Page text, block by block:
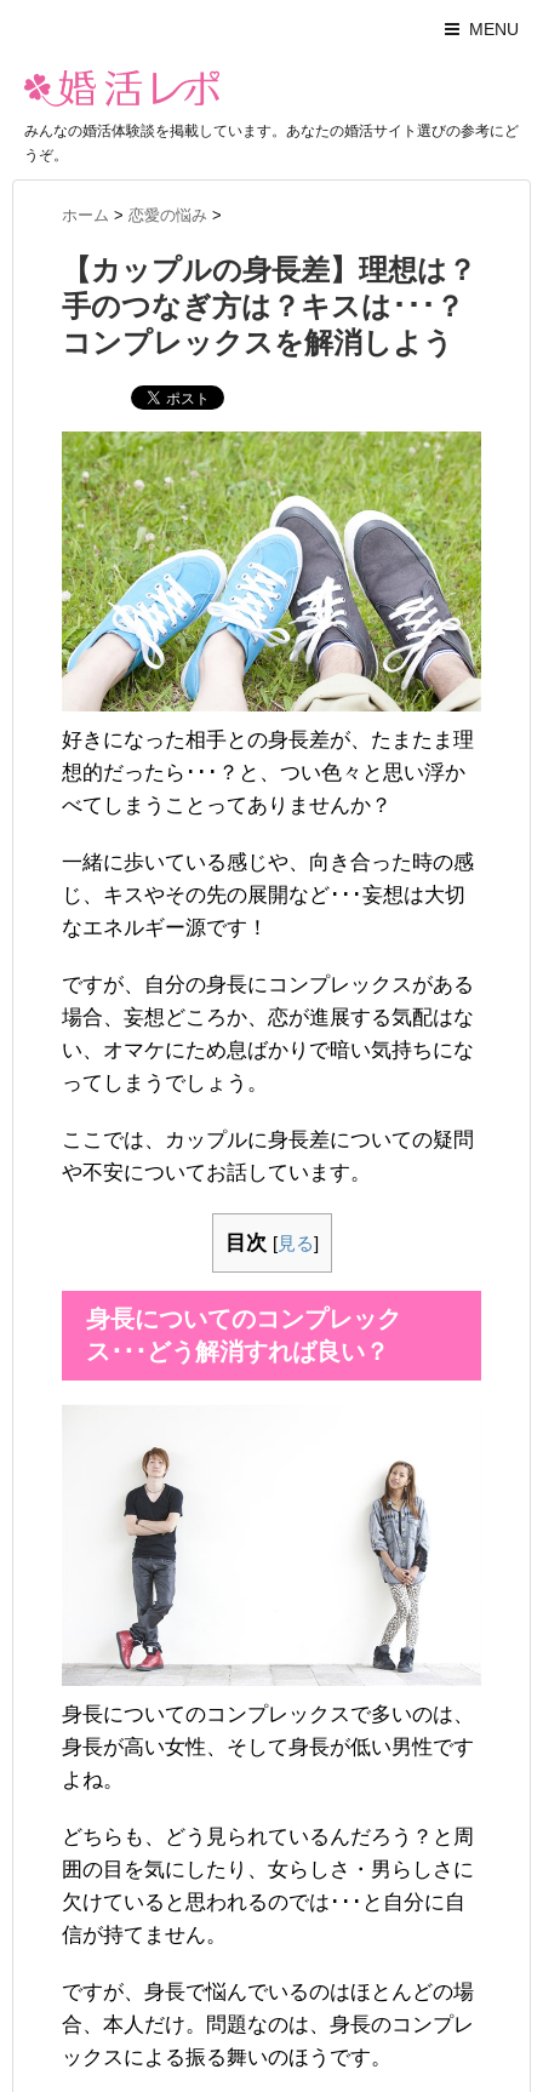
MENU
みんなの婚活体験談を掲載しています。あなたの婚活サイト選びの参考にど
うぞ。
ホーム > 恋愛の悩み >
【カップルの身長差】理想は？
手のつなぎ方は？キスは･･･？
コンプレックスを解消しよう
好きになった相手との身長差が、たまたま理
想的だったら･･･？と、つい色々と思い浮か
べてしまうことってありませんか？
一緒に歩いている感じや、向き合った時の感
じ、キスやその先の展開など･･･妄想は大切
なエネルギー源です！
ですが、自分の身長にコンプレックスがある
場合、妄想どころか、恋が進展する気配はな
い、オマケにため息ばかりで暗い気持ちにな
ってしまうでしょう。
ここでは、カップルに身長差についての疑問
や不安についてお話しています。
目次 [見る]
身長についてのコンプレック
ス･･･どう解消すれば良い？
身長についてのコンプレックスで多いのは、
身長が高い女性、そして身長が低い男性です
よね。
どちらも、どう見られているんだろう？と周
囲の目を気にしたり、女らしさ・男らしさに
欠けていると思われるのでは･･･と自分に自
信が持てません。
ですが、身長で悩んでいるのはほとんどの場
合、本人だけ。問題なのは、身長のコンプレ
ックスによる振る舞いのほうです。